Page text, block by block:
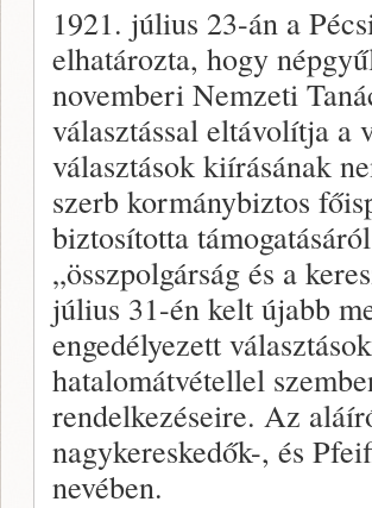
1921. július 23-án a
elhatározta, hogy
novemberi Nemzeti
választással eltávolítja a
választások kiírásának
szerb kormánybiztos
biztosította
„összpolgárság és a
július 31-én kelt újabb
engedélyezett
hatalomátvétellel
rendelkezéseire. Az
nagykereskedők-, és
nevében.